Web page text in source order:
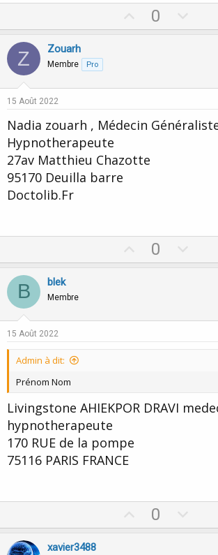
p
0
o
t
e
Z Zouarh
Membre Pro
15 Août 2022
Nadia zouarh , Médecin
Hypnotherapeute
27av Matthieu Chazotte
95170 Deuilla barre
Doctolib.Fr
p
t
0
o
v
B blek
Membre
15 Août 2022
Admin à dit:
Prénom Nom
Livingstone AHIEKPOR DRAVI
hypnotherapeute
170 RUE de la pompe
75116 PARIS FRANCE
p
0
o
xavier3488